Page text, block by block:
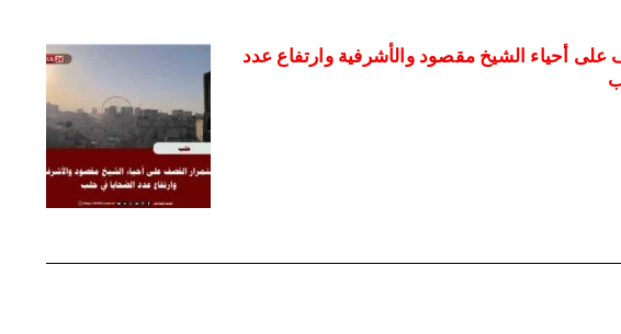
أحياء الشيخ مقصود والأشرفية وارتفاع عدد